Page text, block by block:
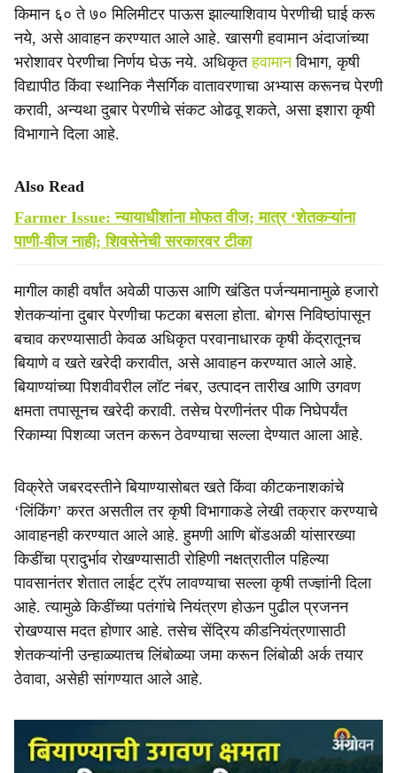
किमान ६० ते ७० मिलिमीटर पाऊस झाल्याशिवाय पेरणीची घाई करू
नये, असे आवाहन करण्यात आले आहे. खासगी हवामान अंदाजांच्या
भरोशावर पेरणीचा निर्णय घेऊ नये. अधिकृतहवामानविभाग, कृषी
विद्यापीठ किंवा स्थानिक नैसर्गिक वातावरणाचा अभ्यास करूनच पेरणी
करावी, अन्यथा दुबार पेरणीचे संकट ओढवू शकते, असा इशारा कृषी
विभागाने दिला आहे.
Also Read
Farmer Issue: न्यायाधीशांना मोफत वीज; मात्र ‘शेतकऱ्यांना
पाणी-वीज नाही; शिवसेनेची सरकारवर टीका
मागील काही वर्षांत अवेळी पाऊस आणि खंडित पर्जन्यमानामुळे हजारो
शेतकऱ्यांना दुबार पेरणीचा फटका बसला होता. बोगस निविष्ठांपासून
बचाव करण्यासाठी केवळ अधिकृत परवानाधारक कृषी केंद्रातूनच
बियाणे व खते खरेदी करावीत, असे आवाहन करण्यात आले आहे.
बियाण्यांच्या पिशवीवरील लॉट नंबर, उत्पादन तारीख आणि उगवण
क्षमता तपासूनच खरेदी करावी. तसेच पेरणीनंतर पीक निघेपर्यंत
रिकाम्या पिशव्या जतन करून ठेवण्याचा सल्ला देण्यात आला आहे.
विक्रेते जबरदस्तीने बियाण्यासोबत खते किंवा कीटकनाशकांचे
‘लिंकिंग’ करत असतील तर कृषी विभागाकडे लेखी तक्रार करण्याचे
आवाहनही करण्यात आले आहे. हुमणी आणि बोंडअळी यांसारख्या
किडींचा प्रादुर्भाव रोखण्यासाठी रोहिणी नक्षत्रातील पहिल्या
पावसानंतर शेतात लाईट ट्रॅप लावण्याचा सल्ला कृषी तज्ज्ञांनी दिला
आहे. त्यामुळे किडींच्या पतंगांचे नियंत्रण होऊन पुढील प्रजनन
रोखण्यास मदत होणार आहे. तसेच सेंद्रिय कीडनियंत्रणासाठी
शेतकऱ्यांनी उन्हाळ्यातच लिंबोळ्या जमा करून लिंबोळी अर्क तयार
ठेवावा, असेही सांगण्यात आले आहे.